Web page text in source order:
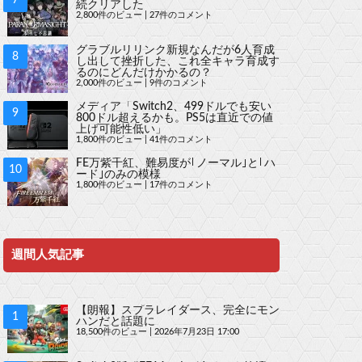
続クリアした
2,800件のビュー 27件のコメント
グラブルリリンク新規なんだが6人育成
し出して挫折した、これ全キャラ育成す
るのにどんだけかかるの？
2,000件のビュー 9件のコメント
メディア「Switch2、499ドルでも安い
800ドル超えるかも。PS5は直近での値
上げ可能性低い」
1,800件のビュー| 41件のコメント
FE万紫千紅、難易度が｢ノーマル｣と｢ハ
ード｣のみの模様
1,800件のビュー 17件のコメント
週間人気記事
【朗報】スプラレイダース、完全にモン
ハンだと話題に
18,500件のビュー 2026年7月23日 17:00